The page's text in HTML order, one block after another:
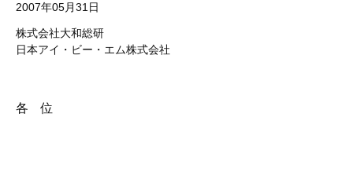
2007年05月31日
株式会社大和総研
日本アイ・ビー・エム株式会社
各 位